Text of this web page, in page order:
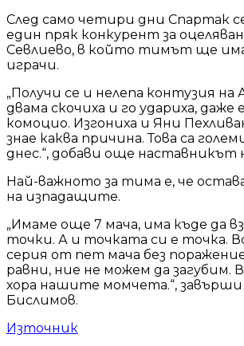
След само четири дни Спартак
един пряк конкурент за
Севлиево, в който тимът ще
играчи.
„Получи се и нелепа контузия на
двама скочиха и го удариха, даже
комоцио. Изгониха и Яни
знае каква причина. Това са
днес.“, добави още наставникът
Най-важното за тима е, че
на изпадащите.
„Имаме още 7 мача, има къде да
точки. А и точката си е точка.
серия от пет мача без
равни, ние не можем да загубим.
хора нашите момчета.“,
Бислимов.
Източник